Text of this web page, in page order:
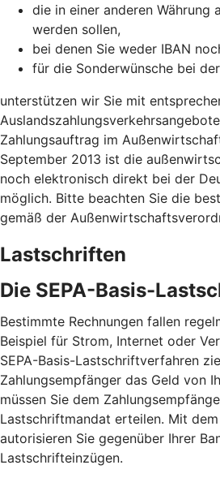
die in einer anderen Währung
werden sollen,
bei denen Sie weder IBAN
für die Sonderwünsche bei
unterstützen wir Sie mit
Zahlungsauftrag im
September 2013 ist die
noch elektronisch direkt bei der
möglich. Bitte beachten Sie die
gemäß der
Lastschriften
Die SEPA-Basis-
Bestimmte Rechnungen fallen
Beispiel für Strom, Internet oder
SEPA-Basis-Lastschriftverfahren
Zahlungsempfänger das Geld von
müssen Sie dem
Lastschriftmandat erteilen. Mit
autorisieren Sie gegenüber Ihrer
Lastschrifteinzügen.